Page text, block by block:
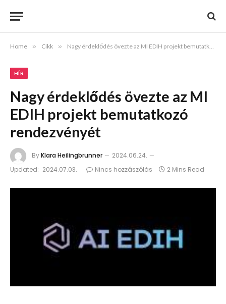
Home » Cikk » Nagy érdeklődés övezte az MI EDIH projekt bemutatkozó rendezvényét
HÍR
Nagy érdeklődés övezte az MI
EDIH projekt bemutatkozó
rendezvényét
ByKlara Heilingbrunner
2024.06.24.
Updated: 2024.07.03. Nincs hozzászólás 2 Mins Read